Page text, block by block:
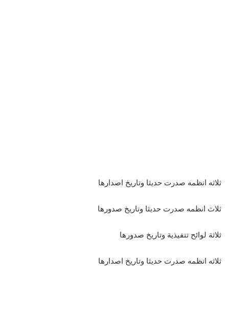
ثلاثه انظمه صدرت حديثا وتاريخ اصدارها
ثلاث انظمه صدرت حديثا وتاريخ صدورها
ثلاثة لوائح تنفيذية وتاريخ صدورها
ثلاثه انظمه صدرت حديثا وتاريخ اصدارها